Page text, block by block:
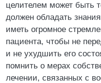
целителем может быть
должен обладать
иметь огромное
пациента, чтобы не
и не ухудшить его
помнить о мерах
лечении, связанных с